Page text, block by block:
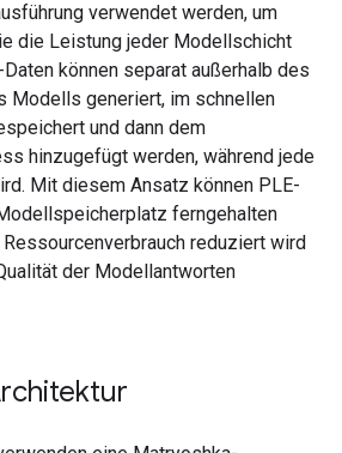
verwendet werden, um
die Leistung jeder Modellschicht
können separat außerhalb des
Modells generiert, im schnellen
und dann dem
hinzugefügt werden, während jede
Mit diesem Ansatz können PLE-
ferngehalten
reduziert wird
der Modellantworten